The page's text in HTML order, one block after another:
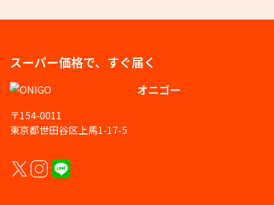
スーパー価格で、すぐ届く
オニゴー
〒154-0011
東京都世田谷区上馬1-17-5